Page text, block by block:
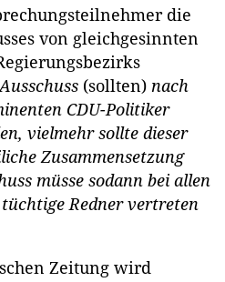
die
von gleichgesinnten
(sollten) nach
CDU-Politiker
vielmehr sollte dieser
Zusammensetzung
müsse sodann bei allen
Redner vertreten
Zeitung wird